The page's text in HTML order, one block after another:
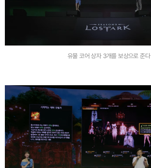
유물 코어 상자 3개를 보상으로 준다